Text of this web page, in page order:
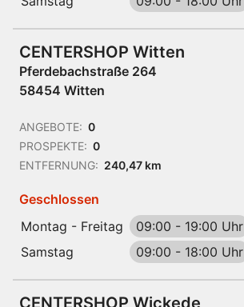
CENTERSHOP Witten
Pferdebachstraße 264
58454 Witten
ANGEBOTE: 0
PROSPEKTE: 0
ENTFERNUNG: 240,47 km
Geschlossen
Montag - Freitag
09:00 - 19:00 Uhr
Samstag
09:00 - 18:00 Uhr
CENTERSHOP Wickede